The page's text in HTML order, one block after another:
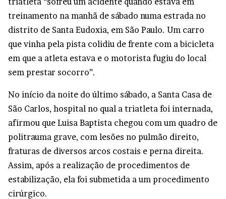
treinamento na manhã de sábado numa estrada no
distrito de Santa Eudoxia, em São Paulo. Um carro
que vinha pela pista colidiu de frente com a bicicleta
em que a atleta estava e o motorista fugiu do local
sem prestar socorro”.
No início da noite do último sábado, a Santa Casa de
São Carlos, hospital no qual a triatleta foi internada,
afirmou que Luisa Baptista chegou com um quadro de
politrauma grave, com lesões no pulmão direito,
fraturas de diversos arcos costais e perna direita.
Assim, após a realização de procedimentos de
estabilização, ela foi submetida a um procedimento
cirúrgico.